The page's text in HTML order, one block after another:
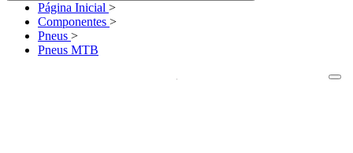
Página Inicial >
Componentes >
Pneus >
Pneus MTB